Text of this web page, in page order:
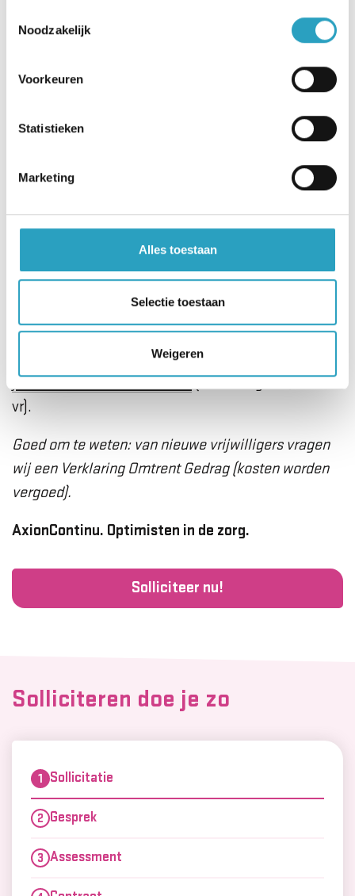
Noodzakelijk
Voorkeuren
Statistieken
Marketing
Alles toestaan
Selectie toestaan
Weigeren
duwen.
Nederlandse taal.
Werken als vrijwilliger in de
AxionContinu
Heb je één of meerdere activiteiten gezien
waarbij je graag zou willen ondersteunen, dan
nodigen wij je graag uit om te reageren!
Wil je meer weten over de activiteiten, bel,
whatsapp of mail met Manager Informele zorg &
welzijn Jeroen Blokland06 - 47 77 03 16
vr).
Goed om te weten: van nieuwe vrijwilligers vragen
wij een Verklaring Omtrent Gedrag (kosten worden
vergoed).
AxionContinu. Optimisten in de zorg.
Solliciteer nu!
Solliciteren doe je zo
Sollicitatie
Gesprek
Assessment